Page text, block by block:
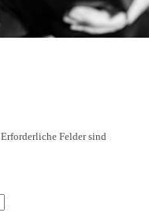
Erforderliche Felder sind